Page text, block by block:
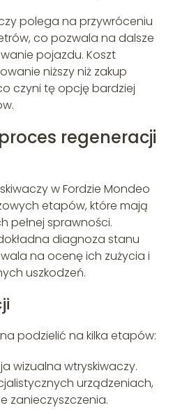
polega na przywróceniu
co pozwala na dalsze
pojazdu. Koszt
niższy niż zakup
czyni tę opcję bardziej
regeneracji
w Fordzie Mondeo
etapów, które mają
pełnej sprawności.
diagnoza stanu
na ocenę ich zużycia i
uszkodzeń.
podzielić na kilka etapów:
wizualna wtryskiwaczy.
urządzeniach,
zanieczyszczenia.